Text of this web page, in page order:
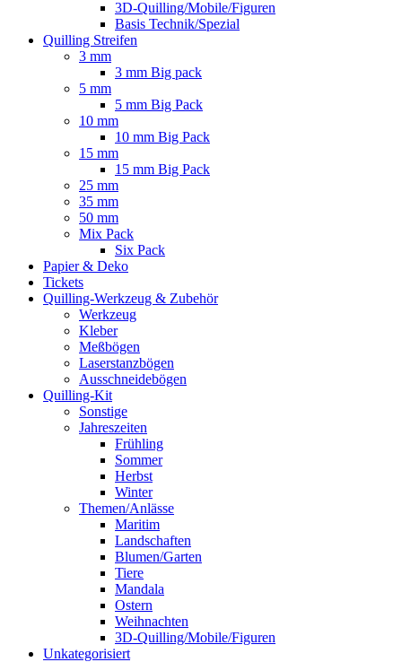
3D-Quilling/Mobile/Figuren
Basis Technik/Spezial
Quilling Streifen
3 mm
3 mm Big pack
5 mm
5 mm Big Pack
10 mm
10 mm Big Pack
15 mm
15 mm Big Pack
25 mm
35 mm
50 mm
Mix Pack
Six Pack
Papier & Deko
Tickets
Quilling-Werkzeug & Zubehör
Werkzeug
Kleber
Meßbögen
Laserstanzbögen
Ausschneidebögen
Quilling-Kit
Sonstige
Jahreszeiten
Frühling
Sommer
Herbst
Winter
Themen/Anlässe
Maritim
Landschaften
Blumen/Garten
Tiere
Mandala
Ostern
Weihnachten
3D-Quilling/Mobile/Figuren
Unkategorisiert